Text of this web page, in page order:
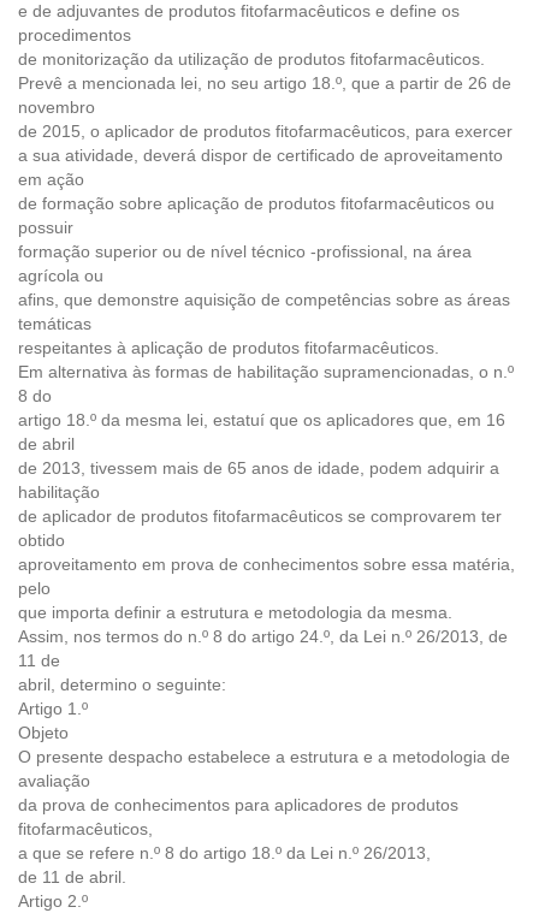
e de adjuvantes de produtos fitofarmacêuticos e define os
procedimentos
de monitorização da utilização de produtos fitofarmacêuticos.
Prevê a mencionada lei, no seu artigo 18.º, que a partir de 26 de
novembro
de 2015, o aplicador de produtos fitofarmacêuticos, para exercer
a sua atividade, deverá dispor de certificado de aproveitamento
em ação
de formação sobre aplicação de produtos fitofarmacêuticos ou
possuir
formação superior ou de nível técnico -profissional, na área
agrícola ou
afins, que demonstre aquisição de competências sobre as áreas
temáticas
respeitantes à aplicação de produtos fitofarmacêuticos.
Em alternativa às formas de habilitação supramencionadas, o n.º
8 do
artigo 18.º da mesma lei, estatuí que os aplicadores que, em 16
de abril
de 2013, tivessem mais de 65 anos de idade, podem adquirir a
habilitação
de aplicador de produtos fitofarmacêuticos se comprovarem ter
obtido
aproveitamento em prova de conhecimentos sobre essa matéria,
pelo
que importa definir a estrutura e metodologia da mesma.
Assim, nos termos do n.º 8 do artigo 24.º, da Lei n.º 26/2013, de
11 de
abril, determino o seguinte:
Artigo 1.º
Objeto
O presente despacho estabelece a estrutura e a metodologia de
avaliação
da prova de conhecimentos para aplicadores de produtos
fitofarmacêuticos,
a que se refere n.º 8 do artigo 18.º da Lei n.º 26/2013,
de 11 de abril.
Artigo 2.º